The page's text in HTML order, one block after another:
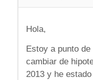
Hola,
Estoy a punto
cambiar de
2013 y he